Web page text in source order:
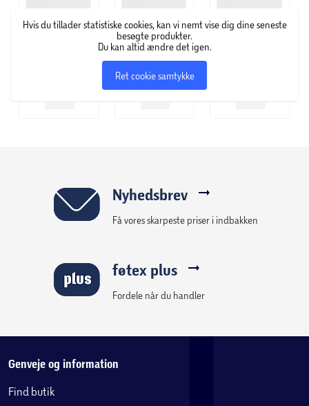
Bambino tilbyder smarte, funktionelle og farvestrålende
produkter, så madningen bliver nemmere for både
forældre og børn. Det brede sortiment passer til børn i
Hvis du tillader statistiske cookies, kan vi nemt vise dig dine seneste
besøgte produkter.
Du kan altid ændre det igen.
Ret cookie samtykke
Nyhedsbrev
Få vores skarpeste priser i indbakken
føtex plus
Fordele når du handler
Genveje og information
Find butik